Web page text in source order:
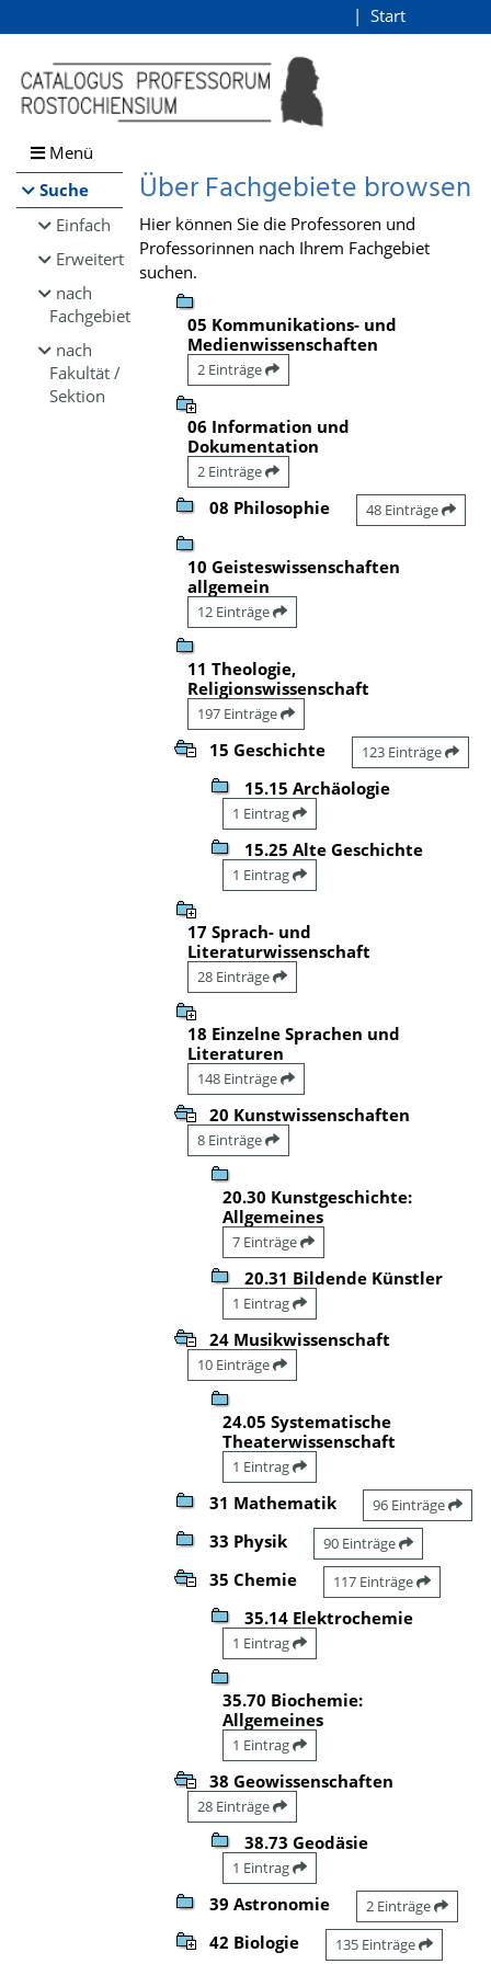
Browsen
direkt zum Inhalt
Start
Menü
Suche
Einfach
Erweitert
nach
Fachgebiet
nach
Fakultät /
Sektion
Über Fachgebiete browsen
Hier können Sie die Professoren und
Professorinnen nach Ihrem Fachgebiet
suchen.
05 Kommunikations- und
Medienwissenschaften
2 Einträge
06 Information und
Dokumentation
2 Einträge
08 Philosophie 48 Einträge
10 Geisteswissenschaften
allgemein
12 Einträge
11 Theologie,
Religionswissenschaft
197 Einträge
15 Geschichte 123 Einträge
15.15 Archäologie
1 Eintrag
15.25 Alte Geschichte
1 Eintrag
17 Sprach- und
Literaturwissenschaft
28 Einträge
18 Einzelne Sprachen und
Literaturen
148 Einträge
20 Kunstwissenschaften
8 Einträge
20.30 Kunstgeschichte:
Allgemeines
7 Einträge
20.31 Bildende Künstler
1 Eintrag
24 Musikwissenschaft
10 Einträge
24.05 Systematische
Theaterwissenschaft
1 Eintrag
31 Mathematik 96 Einträge
33 Physik 90 Einträge
35 Chemie 117 Einträge
35.14 Elektrochemie
1 Eintrag
35.70 Biochemie:
Allgemeines
1 Eintrag
38 Geowissenschaften
28 Einträge
38.73 Geodäsie
1 Eintrag
39 Astronomie 2 Einträge
42 Biologie 135 Einträge